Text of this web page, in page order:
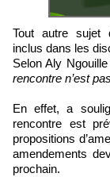
Tout autre sujet désigné d’intérêt reconnu, sera également
inclus dans les
Selon Aly
rencontre n’est
En effet, a
rencontre est
propositions
amendements
prochain.